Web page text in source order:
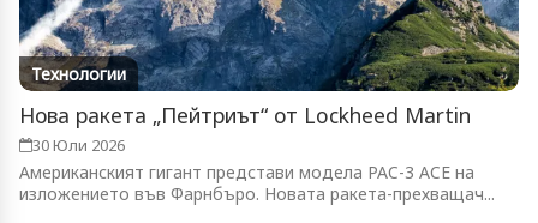
Технологии
Нова ракета „Пейтриът“ от Lockheed Martin
30 Юли 2026
Американският гигант представи модела PAC-3 ACE на
изложението във Фарнбъро. Новата ракета-прехващач...